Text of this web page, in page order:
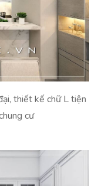
thiết kế chữ L tiện
cư